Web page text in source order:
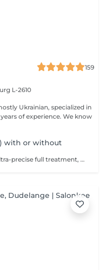
159
L-2610
Ukrainian, specialized in
experience. We know
with or without
Premium, highly technical and ultra-precise full treatment, performed mainly with an e-file to achieve a perfectly clean nail contour and apply the polish as close as possible, even slightly under the cuticle. This technique helps visually delay the regrowth by around 10 days. Visual result: -Extremely well-groomed nails, clean contours, flawless shape -Instagram / photo studio effect: neat, precise, with no visible dry skin Service content: -Removal of old semi-permanent and/or gel polish (if needed, please book accordingly this option via this screen) -Very meticulous preparation of the nail plate -Removal of dead skin -Shape and file nails -Gentle cuticle care -Application of a transparent simple polish (if desired) OR application of your own simple polish to bring with you (if needed, please book accordingly this option via this screen) -Application of cuticle oil and hand cream